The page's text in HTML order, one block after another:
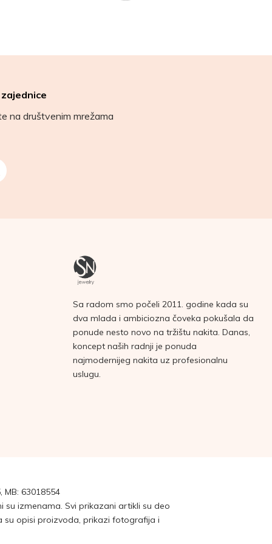
na društvenim mrežama
Sa radom smo počeli 2011. godine kada su
dva mlada i ambiciozna čoveka pokušala da
ponude nesto novo na tržištu nakita. Danas,
koncept naših radnji je ponuda
najmodernijeg nakita uz profesionalnu
uslugu.
MB: 63018554
izmenama. Svi prikazani artikli su deo
su opisi proizvoda, prikazi fotografija i